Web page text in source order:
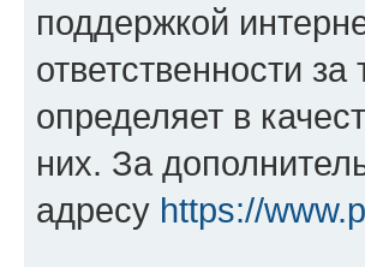
поддержкой
ответственности
определяет в
них. За
адресу https://